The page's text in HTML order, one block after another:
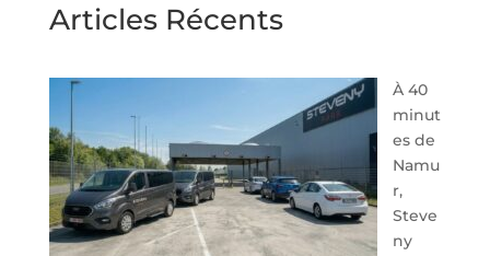
Articles Récents
À 40
minut
es de
Namu
r,
Steve
ny